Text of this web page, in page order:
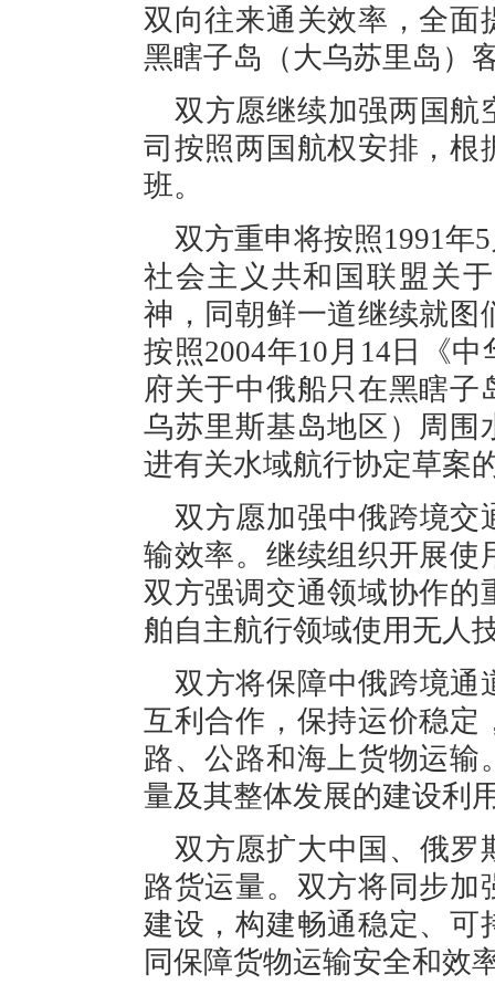
双向往来通关效率，全面
黑瞎子岛（大乌苏里岛）
双方愿继续加强两国航
司按照两国航权安排，根
班。
双方重申将按照1991年
社会主义共和国联盟关
神，同朝鲜一道继续就图
按照2004年10月14日《
府关于中俄船只在黑瞎
乌苏里斯基岛地区）周围
进有关水域航行协定草案
双方愿加强中俄跨境交
输效率。继续组织开展使
双方强调交通领域协作的
舶自主航行领域使用无人
双方将保障中俄跨境通
互利合作，保持运价稳定
路、公路和海上货物运
量及其整体发展的建设利
双方愿扩大中国、俄罗
路货运量。双方将同步
建设，构建畅通稳定、可
同保障货物运输安全和效